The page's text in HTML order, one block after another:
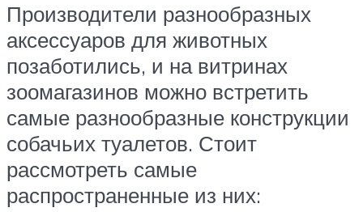
Производители разнообразных
аксессуаров для животных
позаботились, и на витринах
зоомагазинов можно встретить
самые разнообразные конструкции
собачьих туалетов. Стоит
рассмотреть самые
распространенные из них: